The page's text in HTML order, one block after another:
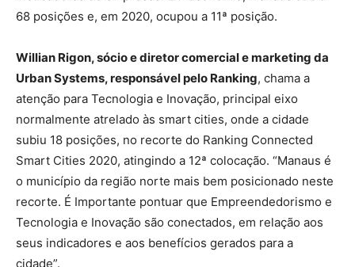
68 posições e, em 2020, ocupou a 11ª posição.
Willian Rigon, sócio e diretor comercial e marketing da
Urban Systems, responsável pelo Ranking, chama a
atenção para Tecnologia e Inovação, principal eixo
normalmente atrelado às smart cities, onde a cidade
subiu 18 posições, no recorte do Ranking Connected
Smart Cities 2020, atingindo a 12ª colocação. “Manaus é
o município da região norte mais bem posicionado neste
recorte. É Importante pontuar que Empreendedorismo e
Tecnologia e Inovação são conectados, em relação aos
seus indicadores e aos benefícios gerados para a
cidade”.